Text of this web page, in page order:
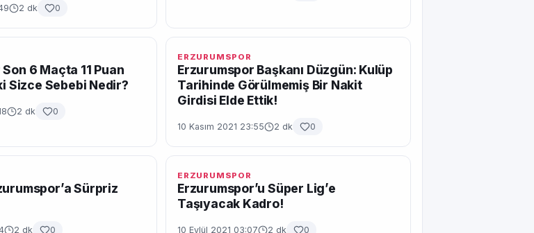
2 dk 0
6 Maçta 11 Puan
Sizce Sebebi Nedir?
2 dk 0
ERZURUMSPOR
Erzurumspor Başkanı Düzgün: Kulüp
Tarihinde Görülmemiş Bir Nakit
Girdisi Elde Ettik!
10 Kasım 2021 23:55 2 dk 0
Sürpriz
2 dk 0
ERZURUMSPOR
Erzurumspor’u Süper Lig’e
Taşıyacak Kadro!
10 Eylül 2021 03:07 2 dk 0